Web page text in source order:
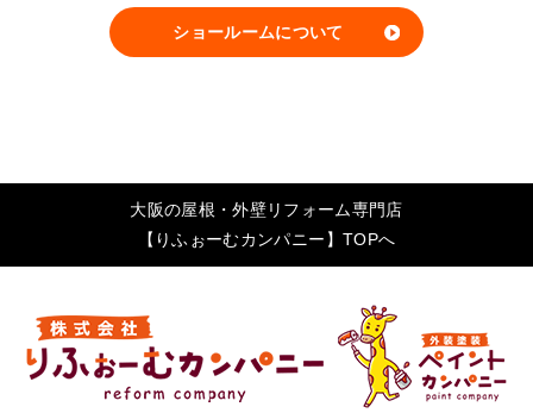
ショールームについて
大阪の屋根・外壁リフォーム専門店
【りふぉーむカンパニー】TOPへ